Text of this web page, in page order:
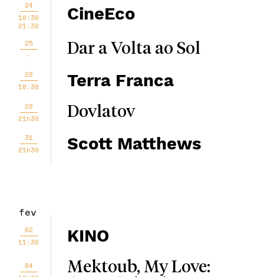
24
18:30
21:30
CineEco
25
-
Dar a Volta ao Sol
28
18:30
Terra Franca
28
21h30
Dovlatov
31
21h30
Scott Matthews
fev
02
11:30
KINO
04
Mektoub, My Love: